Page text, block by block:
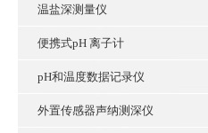
温盐深测量仪
便携式pH 离子计
pH和温度数据记录仪
外置传感器声纳测深仪